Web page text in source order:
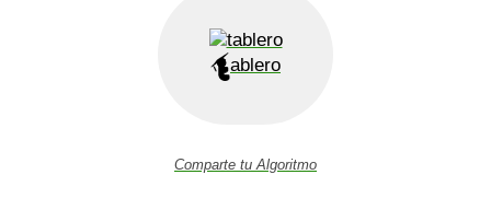
ablero
Comparte tu Algoritmo